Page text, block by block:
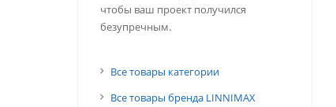
чтобы ваш проект получился
безупречным.
Все товары категории
Все товары бренда LINNIMAX